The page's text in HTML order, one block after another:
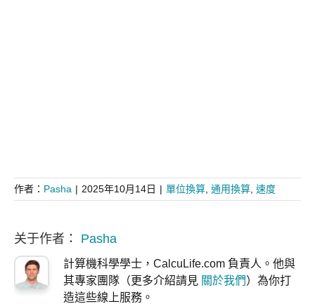
作者： Pasha | 2025年10月14日 | 單位換算 通用換算 速度
关于作者： Pasha
計算機科學學士，CalcuLife.com 負責人。他與
其專家團隊（更多介紹請見 關於我們）為你打
造這些線上服務。